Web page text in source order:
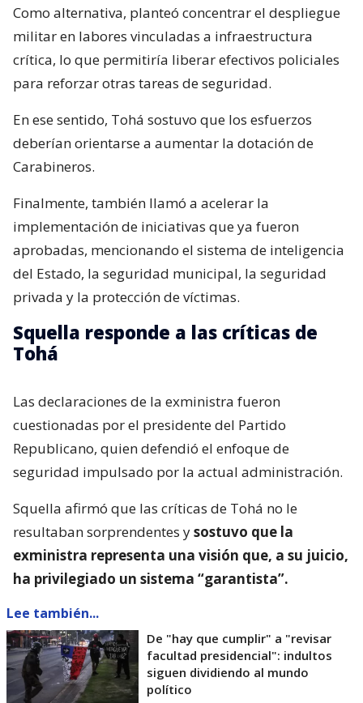
Como alternativa, planteó concentrar el despliegue
militar en labores vinculadas a infraestructura
crítica, lo que permitiría liberar efectivos policiales
para reforzar otras tareas de seguridad.
En ese sentido, Tohá sostuvo que los esfuerzos
deberían orientarse a aumentar la dotación de
Carabineros.
Finalmente, también llamó a acelerar la
implementación de iniciativas que ya fueron
aprobadas, mencionando el sistema de inteligencia
del Estado, la seguridad municipal, la seguridad
privada y la protección de víctimas.
Squella responde a las críticas de
Tohá
Las declaraciones de la exministra fueron
cuestionadas por el presidente del Partido
Republicano, quien defendió el enfoque de
seguridad impulsado por la actual administración.
Squella afirmó que las críticas de Tohá no le
resultaban sorprendentes ysostuvo que la
exministra representa una visión que, a su juicio,
ha privilegiado un sistema “garantista”.
Lee también...
De "hay que cumplir" a "revisar
facultad presidencial": indultos
siguen dividiendo al mundo
político